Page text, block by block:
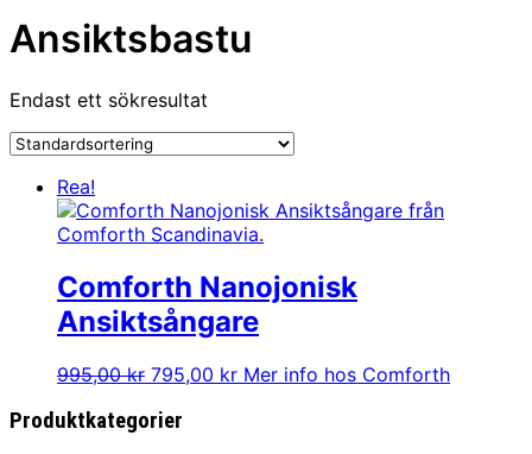
Ansiktsbastu
Endast ett sökresultat
Rea!
Comforth Nanojonisk
Ansiktsångare
995,00kr Det
priset
795,00 krDet
Mer info hos Comforth
Produktkategorier